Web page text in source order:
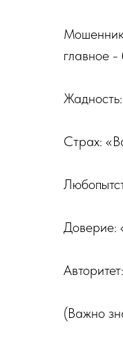
главное -
Страх:
Доверие:
(Важно